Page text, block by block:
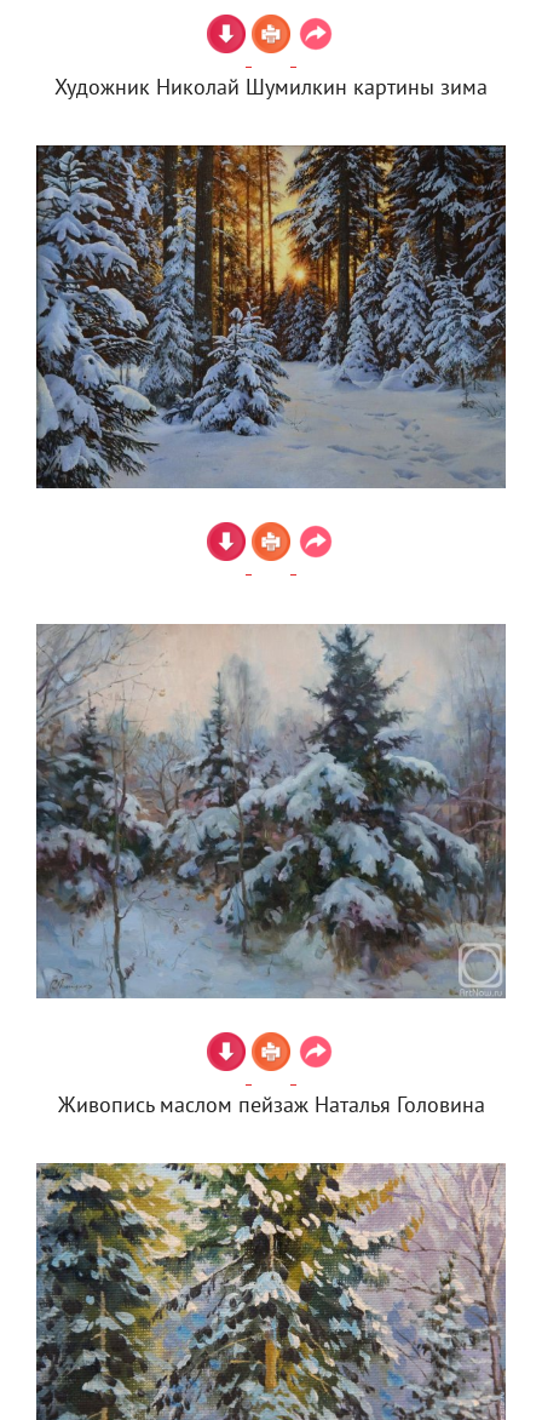
Художник Николай Шумилкин картины зима
Живопись маслом пейзаж Наталья Головина